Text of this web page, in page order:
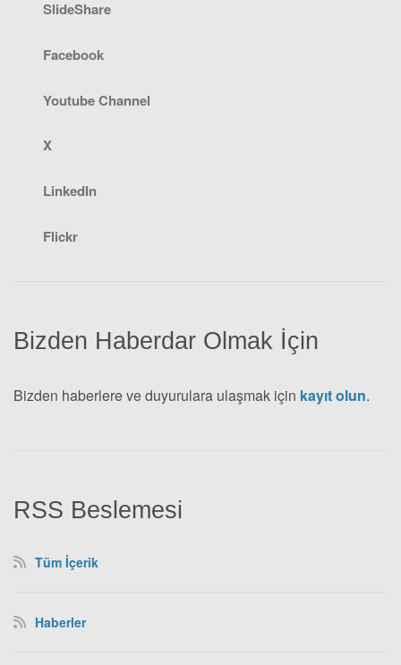
RSS Beslemesi
Tüm İçerik
Haberler
Bizden Haberdar Olmak İçin
Bizden haberlere ve duyurulara ulaşmak için kayıt olun.
SlideShare
Facebook
Youtube Channel
X
LinkedIn
Flickr